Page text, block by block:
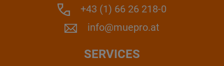
+43 (1) 66 26 218-0
info@muepro.at
SERVICES